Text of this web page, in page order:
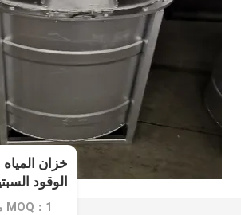
خزان
الوقود
MOQ：1 مجموعة